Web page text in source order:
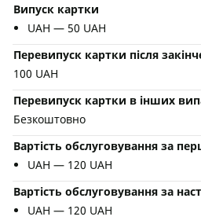
Випуск картки
UAH — 50 UAH
Перевипуск картки після
100 UAH
Перевипуск картки в інших
Безкоштовно
Вартість обслуговування за
UAH — 120 UAH
Вартість обслуговування за
UAH — 120 UAH